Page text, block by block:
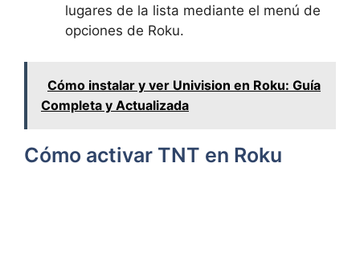
lugares de la lista mediante el menú de
opciones de Roku.
Cómo instalar y ver Univision en Roku: Guía
Completa y Actualizada
Cómo activar TNT en Roku